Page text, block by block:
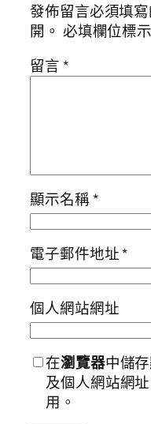
發佈留言必須填
開。 必填欄位標
留言*
顯示名稱*
電子郵件地址*
個人網站網址
在瀏覽器中儲
及個人網站網
用。